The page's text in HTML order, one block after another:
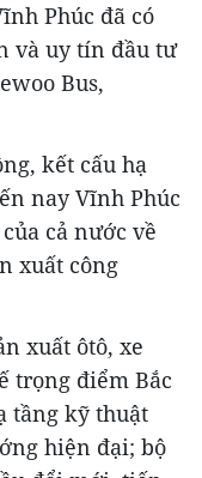
Phúc đã có
và uy tín đầu tư
Bus,
kết cấu hạ
nay Vĩnh Phúc
cả nước về
xuất công
xuất ôtô, xe
trọng điểm Bắc
tầng kỹ thuật
hiện đại; bộ